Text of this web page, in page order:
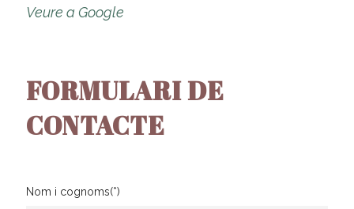
Veure a Google
FORMULARI DE
CONTACTE
Nom i cognoms(*)